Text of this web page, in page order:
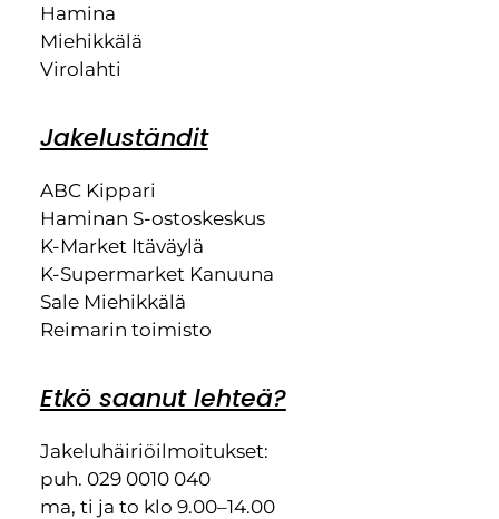
Hamina
Miehikkälä
Virolahti
Jakeluständit
ABC Kippari
Haminan S-ostoskeskus
K-Market Itäväylä
K-Supermarket Kanuuna
Sale Miehikkälä
Reimarin toimisto
Etkö saanut lehteä?
Jakeluhäiriöilmoitukset:
puh. 029 0010 040
ma, ti ja to klo 9.00–14.00